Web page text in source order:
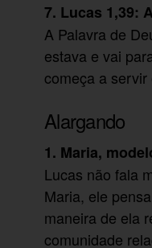
7. Lucas 1,39:
A Palavra de
estava e vai
começa a
Alargando
1. Maria,
Lucas não fala
Maria, ele
maneira de ela
comunidade